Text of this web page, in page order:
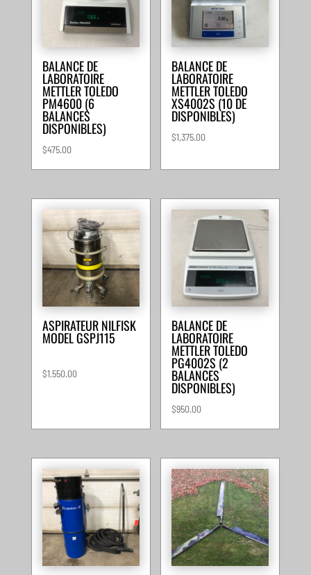
BALANCE DE
LABORATOIRE
METTLER TOLEDO
PM4600 (6
BALANCES
DISPONIBLES)
$475.00
BALANCE DE
LABORATOIRE
METTLER TOLEDO
XS4002S (10 DE
DISPONIBLES)
$1,375.00
ASPIRATEUR NILFISK
MODEL GSPJ115
$1,550.00
BALANCE DE
LABORATOIRE
METTLER TOLEDO
PG4002S (2
BALANCES
DISPONIBLES)
$950.00